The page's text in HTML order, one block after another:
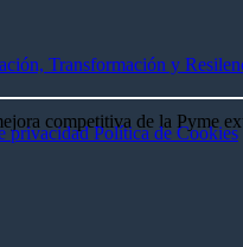
privacidad Política de Cookies